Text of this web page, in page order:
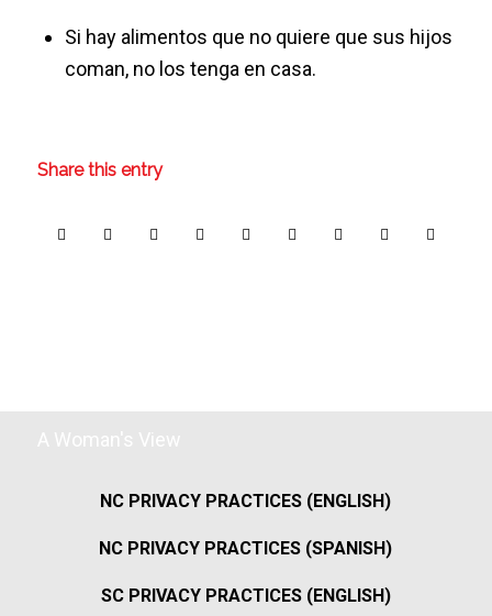
Si hay alimentos que no quiere que sus hijos
coman, no los tenga en casa.
Share this entry
NC PRIVACY PRACTICES (ENGLISH)
NC PRIVACY PRACTICES (SPANISH)
SC PRIVACY PRACTICES (ENGLISH)